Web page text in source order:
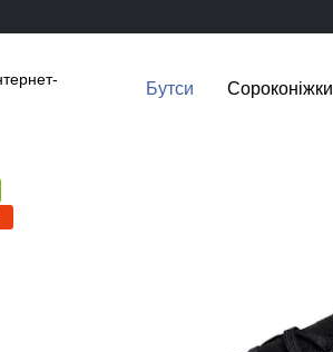
Бутси Сороконіжки